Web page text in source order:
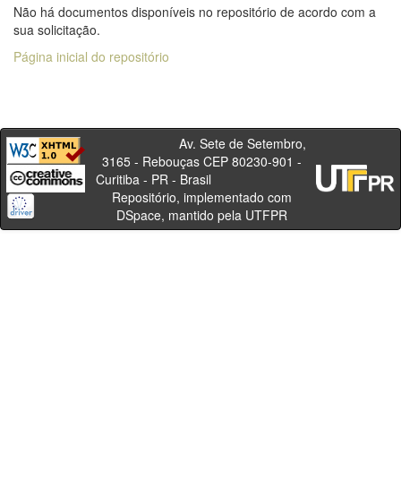
Não há documentos disponíveis no repositório de acordo com a
sua solicitação.
Página inicial do repositório
Av. Sete de Setembro,
3165 - Rebouças CEP 80230-901 -
Curitiba - PR - Brasil
Repositório, implementado com
DSpace, mantido pela UTFPR